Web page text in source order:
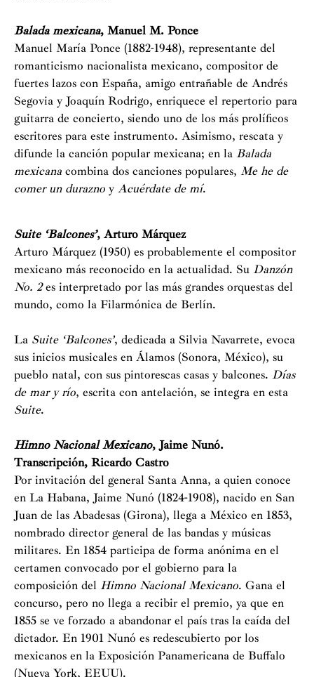
Balada mexicana, Manuel M. Ponce
Manuel María Ponce (1882-1948), representante del
romanticismo nacionalista mexicano, compositor de
fuertes lazos con España, amigo entrañable de Andrés
Segovia y Joaquín Rodrigo, enriquece el repertorio para
guitarra de concierto, siendo uno de los más prolíficos
escritores para este instrumento. Asimismo, rescata y
difunde la canción popular mexicana; en la Balada
mexicana combina dos canciones populares, Me he de
comer un durazno y Acuérdate de mí.
Suite ‘Balcones’, Arturo Márquez
Arturo Márquez (1950) es probablemente el compositor
mexicano más reconocido en la actualidad. Su Danzón
No. 2es interpretado por las más grandes orquestas del
mundo, como la Filarmónica de Berlín.
La Suite ‘Balcones’, dedicada a Silvia Navarrete, evoca
sus inicios musicales en Álamos (Sonora, México), su
pueblo natal, con sus pintorescas casas y balcones. Días
de mar y río, escrita con antelación, se integra en esta
Suite.
Himno Nacional Mexicano, Jaime Nunó.
Transcripción, Ricardo Castro
Por invitación del general Santa Anna, a quien conoce
en La Habana, Jaime Nunó (1824-1908), nacido en San
Juan de las Abadesas (Girona), llega a México en 1853,
nombrado director general de las bandas y músicas
militares. En 1854 participa de forma anónima en el
certamen convocado por el gobierno para la
composición del Himno Nacional Mexicano. Gana el
concurso, pero no llega a recibir el premio, ya que en
1855 se ve forzado a abandonar el país tras la caída del
dictador. En 1901 Nunó es redescubierto por los
mexicanos en la Exposición Panamericana de Buffalo
(Nueva York, EEUU).